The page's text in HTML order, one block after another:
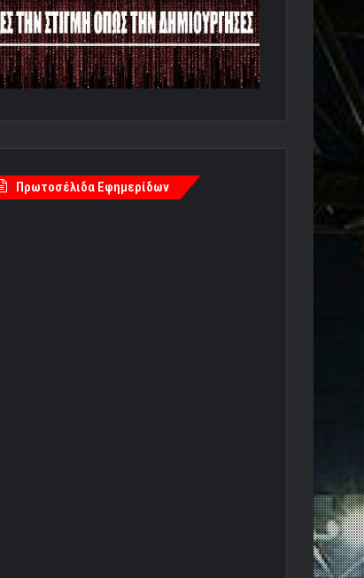
Πρωτοσέλιδα Εφημερίδων